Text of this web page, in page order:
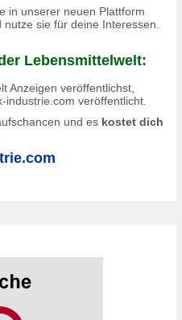
in unserer neuen Plattform
sie für deine Interessen.
Lebensmittelwelt:
Anzeigen veröffentlichst,
industrie.com veröffentlicht.
und es kostet dich